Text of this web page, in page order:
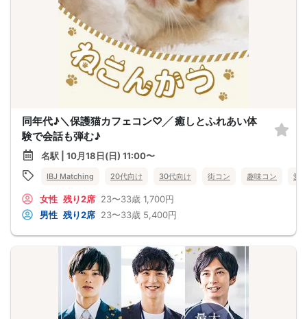
同年代♪＼保護猫カフェコン♡╱ 癒しとふれあい体
験で会話も弾む♪
名駅 | 10月18日(日) 11:00〜
IBJ Matching 20代向け 30代向け 街コン 趣味コン 愛
女性 残り2席 23〜33歳 1,700円
男性 残り2席 23〜33歳 5,400円